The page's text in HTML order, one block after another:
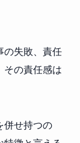
の失敗、責任
その責任感は
併せ持つの